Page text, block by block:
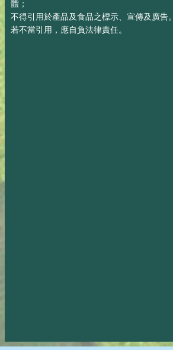
體；
不得引用於產品及食品之標示、宣傳及廣告。
若不當引用，應自負法律責任。